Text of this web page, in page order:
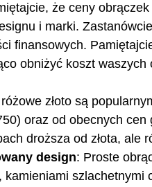
że ceny
i marki.
finansowych.
obniżyć koszt waszych
różowe złoto są
oraz od obecnych cen
droższa od złota, ale
design
: Proste
szlachetnymi